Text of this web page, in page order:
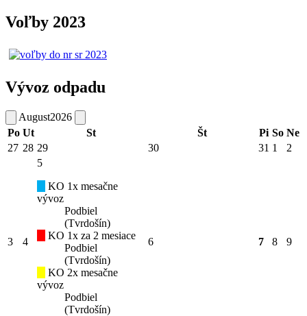
Voľby 2023
Vývoz odpadu
August2026
Po Ut St Št Pi So Ne
27 28 29 30 31 1 2
3 4
5
KO 1x mesačne
vývoz
Podbiel
(Tvrdošín)
KO 1x za 2 mesiace
Podbiel
(Tvrdošín)
KO 2x mesačne
vývoz
Podbiel
(Tvrdošín)
6 7 8 9